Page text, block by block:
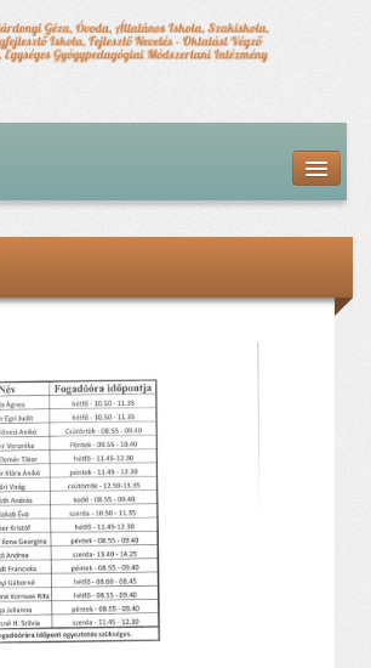
megbízás dokumentumai
a 2026-2027-ös tanévben
ellenőrzés
ifjúságvédelem